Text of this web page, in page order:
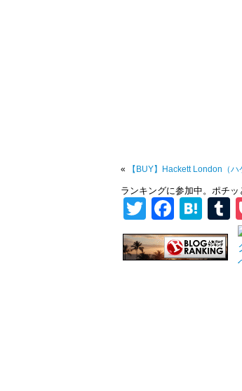
« 【BUY】Hackett London（
ランキングに参加中。ポチッ
Twitter